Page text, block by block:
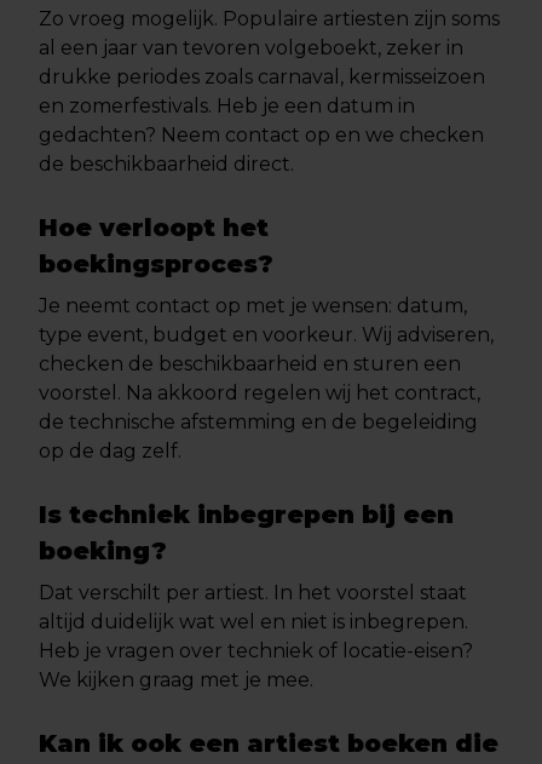
Zo vroeg mogelijk. Populaire artiesten zijn soms
al een jaar van tevoren volgeboekt, zeker in
drukke periodes zoals carnaval, kermisseizoen
en zomerfestivals. Heb je een datum in
gedachten? Neem contact op en we checken
de beschikbaarheid direct.
Hoe verloopt het
boekingsproces?
Je neemt contact op met je wensen: datum,
type event, budget en voorkeur. Wij adviseren,
checken de beschikbaarheid en sturen een
voorstel. Na akkoord regelen wij het contract,
de technische afstemming en de begeleiding
op de dag zelf.
Is techniek inbegrepen bij een
boeking?
Dat verschilt per artiest. In het voorstel staat
altijd duidelijk wat wel en niet is inbegrepen.
Heb je vragen over techniek of locatie-eisen?
We kijken graag met je mee.
Kan ik ook een artiest boeken die